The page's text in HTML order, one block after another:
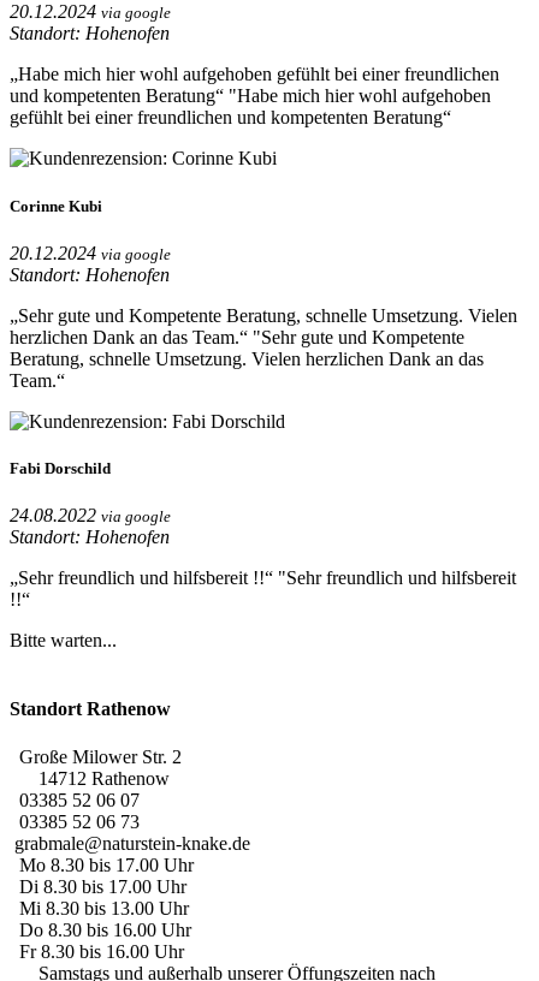
20.12.2024 via google
Standort: Hohenofen
„Habe mich hier wohl aufgehoben gefühlt bei einer freundlichen
und kompetenten Beratung“ "Habe mich hier wohl aufgehoben
gefühlt bei einer freundlichen und kompetenten Beratung“
Corinne Kubi
20.12.2024 via google
Standort: Hohenofen
„Sehr gute und Kompetente Beratung, schnelle Umsetzung. Vielen
herzlichen Dank an das Team.“ "Sehr gute und Kompetente
Beratung, schnelle Umsetzung. Vielen herzlichen Dank an das
Team.“
Fabi Dorschild
24.08.2022 via google
Standort: Hohenofen
„Sehr freundlich und hilfsbereit !!“ "Sehr freundlich und hilfsbereit
!!“
Bitte warten...
Standort Rathenow
Große Milower Str. 2
14712 Rathenow
03385 52 06 07
03385 52 06 73
grabmale@naturstein-knake.de
Mo 8.30 bis 17.00 Uhr
Di 8.30 bis 17.00 Uhr
Mi 8.30 bis 13.00 Uhr
Do 8.30 bis 16.00 Uhr
Fr 8.30 bis 16.00 Uhr
Samstags und außerhalb unserer Öffungszeiten nach